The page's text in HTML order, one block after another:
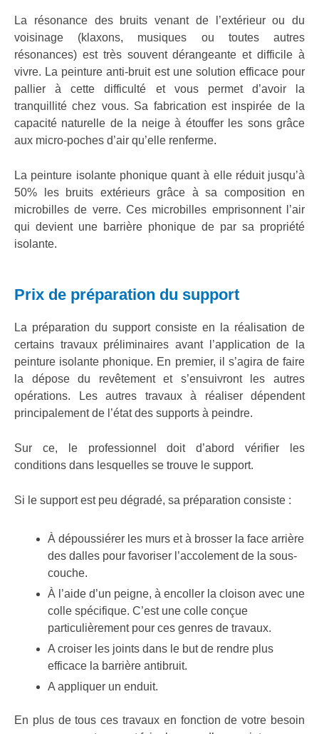
La résonance des bruits venant de l’extérieur ou du
voisinage (klaxons, musiques ou toutes autres
résonances) est très souvent dérangeante et difficile à
vivre. La peinture anti-bruit est une solution efficace pour
pallier à cette difficulté et vous permet d’avoir la
tranquillité chez vous. Sa fabrication est inspirée de la
capacité naturelle de la neige à étouffer les sons grâce
aux micro-poches d’air qu’elle renferme.
La peinture isolante phonique quant à elle réduit jusqu’à
50% les bruits extérieurs grâce à sa composition en
microbilles de verre. Ces microbilles emprisonnent l’air
qui devient une barrière phonique de par sa propriété
isolante.
Prix de préparation du support
La préparation du support consiste en la réalisation de
certains travaux préliminaires avant l’application de la
peinture isolante phonique. En premier, il s’agira de faire
la dépose du revêtement et s’ensuivront les autres
opérations. Les autres travaux à réaliser dépendent
principalement de l’état des supports à peindre.
Sur ce, le professionnel doit d’abord vérifier les
conditions dans lesquelles se trouve le support.
Si le support est peu dégradé, sa préparation consiste :
À dépoussiérer les murs et à brosser la face arrière
des dalles pour favoriser l’accolement de la sous-
couche.
À l’aide d’un peigne, à encoller la cloison avec une
colle spécifique. C’est une colle conçue
particulièrement pour ces genres de travaux.
A croiser les joints dans le but de rendre plus
efficace la barrière antibruit.
A appliquer un enduit.
En plus de tous ces travaux en fonction de votre besoin